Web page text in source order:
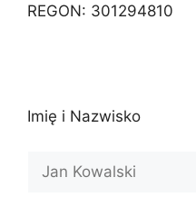
REGON: 301294810
Imię i Nazwisko